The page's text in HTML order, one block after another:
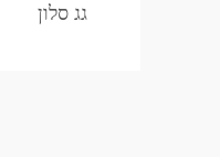
גג סלון